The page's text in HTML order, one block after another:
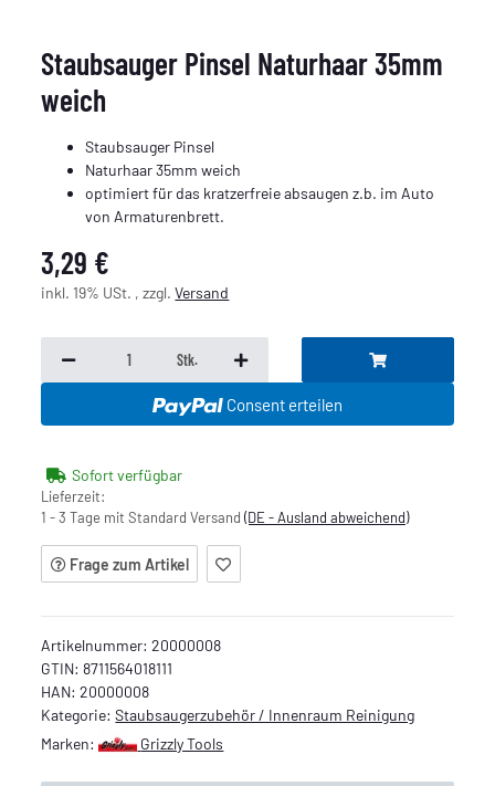
Staubsauger Pinsel Naturhaar 35mm
weich
Staubsauger Pinsel
Naturhaar 35mm weich
optimiert für das kratzerfreie absaugen z.b. im Auto
von Armaturenbrett.
3,29 €
inkl. 19% USt. , zzgl.Versand
Stk.
Consent erteilen
Sofort verfügbar
Lieferzeit:
1 - 3 Tage mit Standard Versand(DE - Ausland abweichend)
Frage zum Artikel
Artikelnummer:20000008
GTIN: 8711564018111
HAN: 20000008
Kategorie:Staubsaugerzubehör / Innenraum Reinigung
Marken:
Grizzly Tools